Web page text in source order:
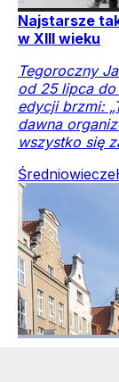
Najstarsze
w XIII wieku
Tegoroczny
od 25 lipca do
edycji brzmi:
dawna
wszystko się
Średniowiecze